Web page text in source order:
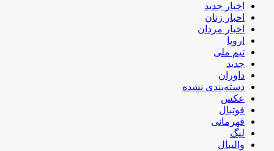
اخبار جدید
اخبار زنان
اخبار مردان
اروپا
تیم ملی
جدید
داوران
دسته‌بندی نشده
عکس
فوتبال
قهرمانی
لیگ
والیبال